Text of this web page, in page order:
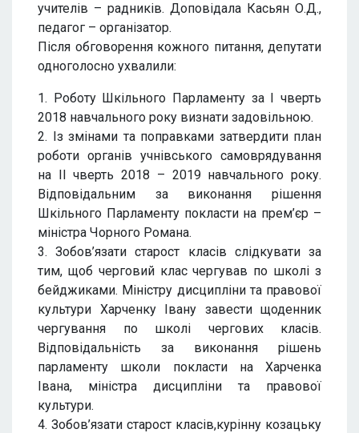
учителів – радників. Доповідала Касьян О.Д.,
педагог – організатор.
Після обговорення кожного питання, депутати
одноголосно ухвалили:
1. Роботу Шкільного Парламенту за I чверть
2018 навчального року визнати задовільною.
2. Із змінами та поправками затвердити план
роботи органів учнівського самоврядування
на II чверть 2018 – 2019 навчального року.
Відповідальним за виконання рішення
Шкільного Парламенту покласти на прем’єр –
міністра Чорного Романа.
3. Зобов’язати старост класів слідкувати за
тим, щоб черговий клас чергував по школі з
бейджиками. Міністру дисципліни та правової
культури Харченку Івану завести щоденник
чергування по школі чергових класів.
Відповідальність за виконання рішень
парламенту школи покласти на Харченка
Івана, міністра дисципліни та правової
культури.
4. Зобов’язати старост класів,курінну козацьку